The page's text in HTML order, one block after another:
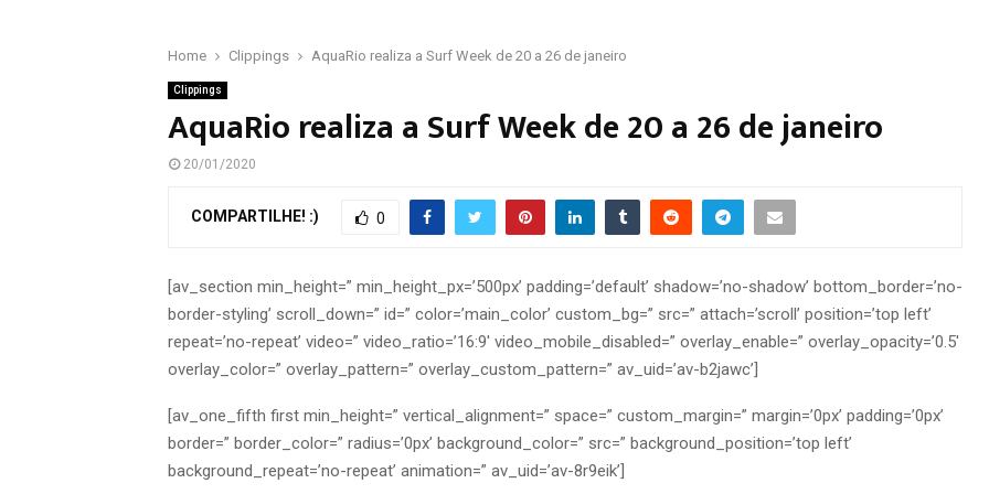
Home Clippings AquaRio realiza a Surf Week de 20 a 26 de janeiro
Clippings
AquaRio realiza a Surf Week de 20 a 26 de janeiro
20/01/2020
COMPARTILHE! :) 0
[av_section min_height=” min_height_px=’500px’ padding=’default’ shadow=’no-shadow’ bottom_border=’no-
border-styling’ scroll_down=” id=” color=’main_color’ custom_bg=” src=” attach=’scroll’ position=’top left’
repeat=’no-repeat’ video=” video_ratio=’16:9′ video_mobile_disabled=” overlay_enable=” overlay_opacity=’0.5′
overlay_color=” overlay_pattern=” overlay_custom_pattern=” av_uid=’av-b2jawc’]
[av_one_fifth first min_height=” vertical_alignment=” space=” custom_margin=” margin=’0px’ padding=’0px’
border=” border_color=” radius=’0px’ background_color=” src=” background_position=’top left’
background_repeat=’no-repeat’ animation=” av_uid=’av-8r9eik’]